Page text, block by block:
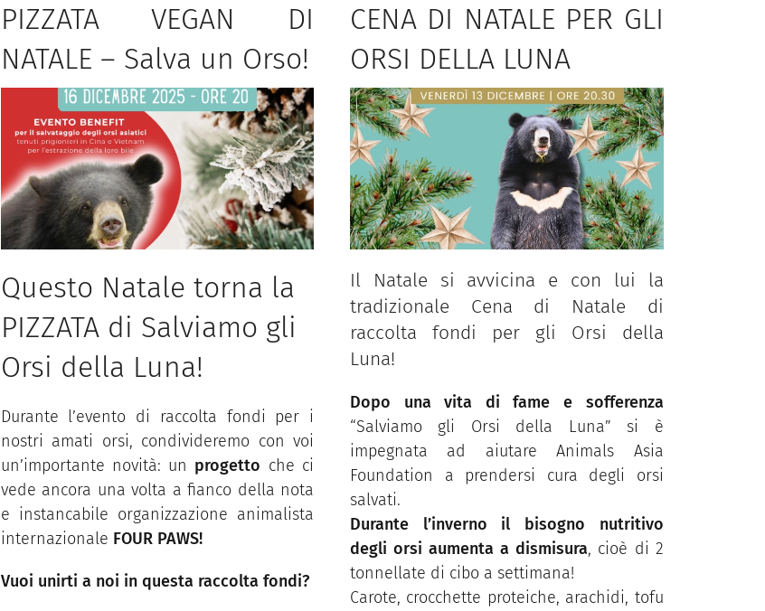
PIZZATA VEGAN DI
NATALE – Salva un Orso!
Questo Natale torna la
PIZZATA di Salviamo gli
Orsi della Luna!
Durante l’evento di raccolta fondi per i
nostri amati orsi, condivideremo con voi
un’importante novità: un progetto che ci
vede ancora una volta a fianco della nota
e instancabile organizzazione animalista
internazionale FOUR PAWS!
Vuoi unirti a noi in questa raccolta fondi?
CENA DI NATALE PER GLI
ORSI DELLA LUNA
Il Natale si avvicina e con lui la
tradizionale Cena di Natale di
raccolta fondi per gli Orsi della
Luna!
Dopo una vita di fame e sofferenza
“Salviamo gli Orsi della Luna” si è
impegnata ad aiutare Animals Asia
Foundation a prendersi cura degli orsi
salvati.
Durante l’inverno il bisogno nutritivo
degli orsi aumenta a dismisura, cioè di 2
tonnellate di cibo a settimana!
Carote, crocchette proteiche, arachidi, tofu